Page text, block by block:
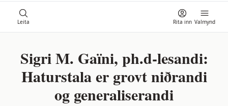
Leita Valmynd
Rita inn
Sigri M. Gaïni, ph.d-lesandi:
Haturstala er grovt niðrandi
og generaliserandi